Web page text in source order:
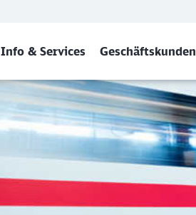
Info & Services Geschäftskunden
Hbf